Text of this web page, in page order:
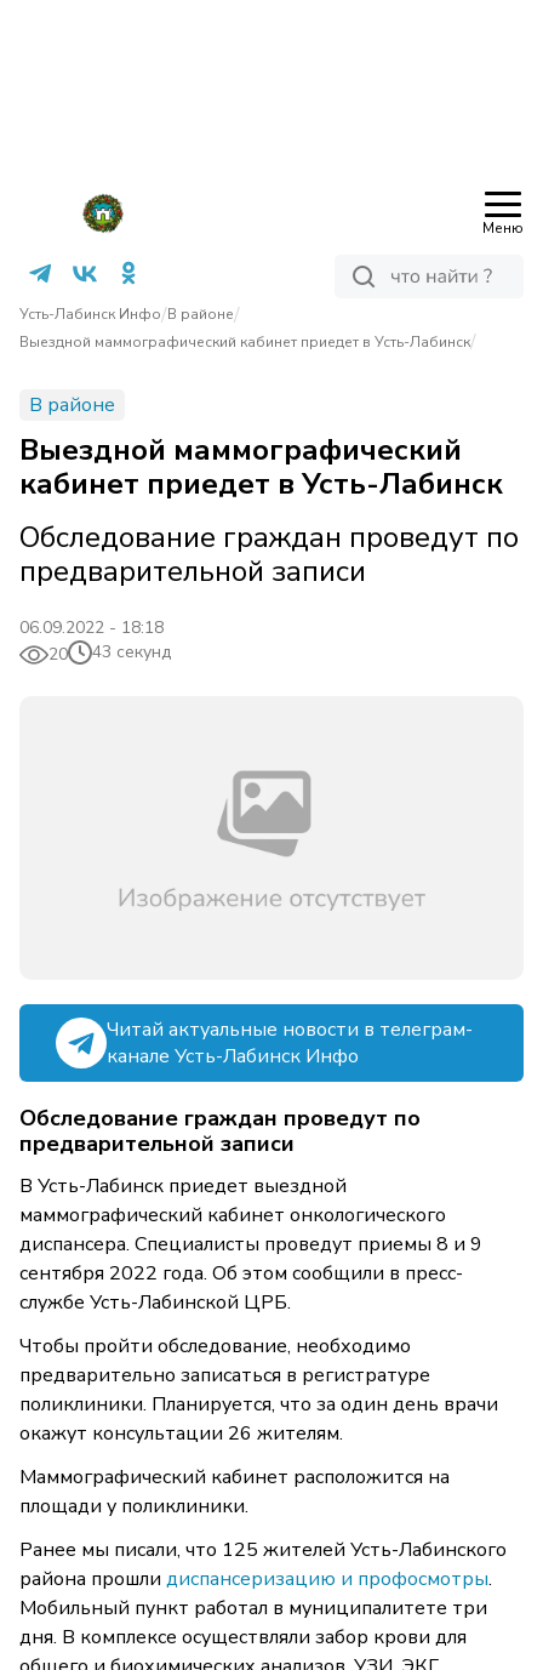
Меню
Усть-Лабинск Инфо/В районе/
Выездной маммографический кабинет приедет в Усть-Лабинск/
В районе
Выездной маммографический
кабинет приедет в Усть-Лабинск
Обследование граждан проведут по
предварительной записи
06.09.2022 - 18:18
20
43 секунд
Читай актуальные новости в телеграм-
канале Усть-Лабинск Инфо
Обследование граждан проведут по
предварительной записи
В Усть-Лабинск приедет выездной
маммографический кабинет онкологического
диспансера. Специалисты проведут приемы 8 и 9
сентября 2022 года. Об этом сообщили в пресс-
службе Усть-Лабинской ЦРБ.
Чтобы пройти обследование, необходимо
предварительно записаться в регистратуре
поликлиники. Планируется, что за один день врачи
окажут консультации 26 жителям.
Маммографический кабинет расположится на
площади у поликлиники.
Ранее мы писали, что 125 жителей Усть-Лабинского
района прошли диспансеризацию и профосмотры.
Мобильный пункт работал в муниципалитете три
дня. В комплексе осуществляли забор крови для